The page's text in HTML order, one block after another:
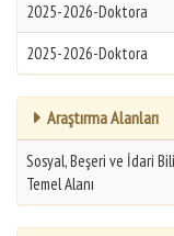
2025-2026-Doktora
2025-2026-Doktora
Araştırma Alanları
Sosyal, Beşeri ve İdari
Temel Alanı